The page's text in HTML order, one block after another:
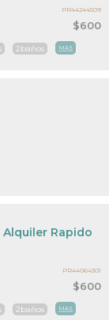
$600
2baños MAS
PR44244509
$600
Alquiler Rapido
2baños MAS
PR44064301